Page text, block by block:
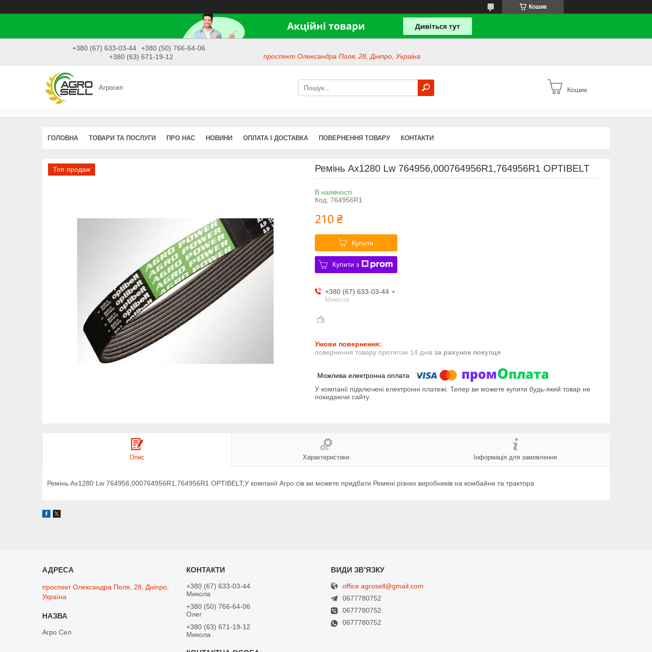
Кошик
+380 (67) 633-03-44
+380 (50) 766-64-06
+380 (63) 671-19-12
проспект Олександра Поля, 28, Дніпро, Україна
Агросел Кошик
ГОЛОВНА ТОВАРИ ТА ПОСЛУГИ ПРО НАС НОВИНИ ОПЛАТА І ДОСТАВКА ПОВЕРНЕННЯ ТОВАРУ КОНТАКТИ
Топ продаж Ремінь Ax1280 Lw 764956,000764956R1,764956R1 OPTIBELT
В наявності
Код: 764956R1
210 ₴
Купити
Купити з
+380 (67) 633-03-44
Микола
повернення товару протягом 14 днів за рахунок покупця
У компанії підключені електронні платежі. Тепер ви можете купити будь-який товар не
покидаючи сайту.
Опис Характеристики Інформація для замовлення
Ремінь Ax1280 Lw 764956,000764956R1,764956R1 OPTIBELT,У компанії Агро сів ви можете придбати Ремені різних виробників на комбайни та трактора
проспект Олександра Поля, 28, Дніпро,
Україна
Агро Сел
+380 (67) 633-03-44
Микола
+380 (50) 766-64-06
Олег
+380 (63) 671-19-12
Микола
office.agrosell@gmail.com
0677780752
0677780752
0677780752